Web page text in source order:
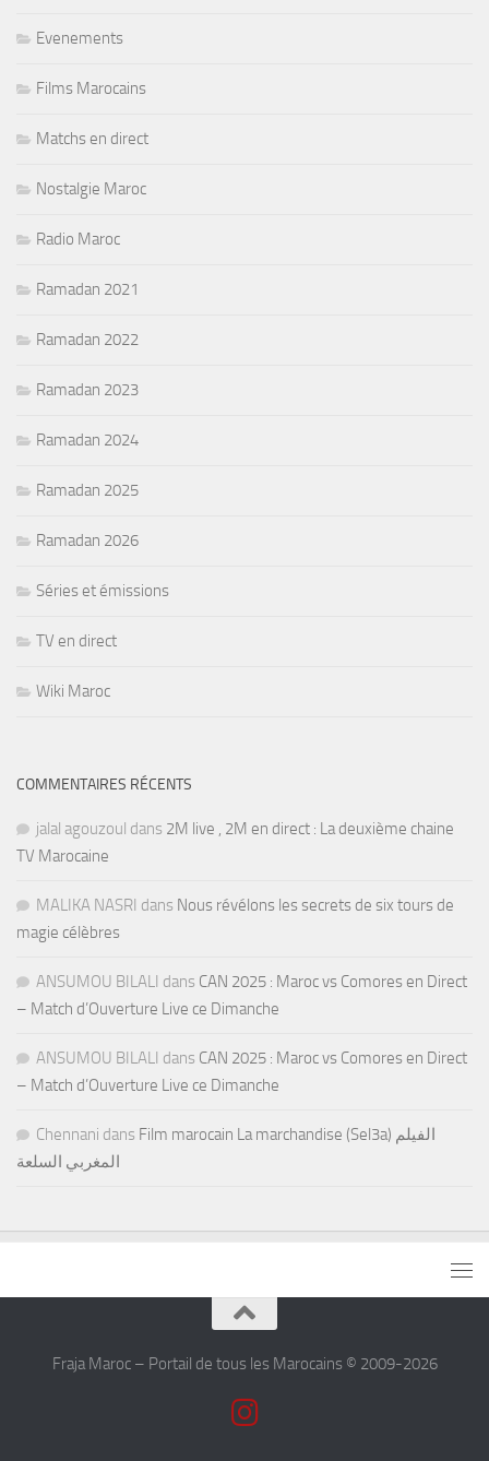
Evenements
Films Marocains
Matchs en direct
Nostalgie Maroc
Radio Maroc
Ramadan 2021
Ramadan 2022
Ramadan 2023
Ramadan 2024
Ramadan 2025
Ramadan 2026
Séries et émissions
TV en direct
Wiki Maroc
COMMENTAIRES RÉCENTS
jalal agouzoul dans 2M live , 2M en direct : La deuxième chaine
TV Marocaine
MALIKA NASRI dans Nous révélons les secrets de six tours de
magie célèbres
ANSUMOU BILALI dans CAN 2025 : Maroc vs Comores en Direct
– Match d’Ouverture Live ce Dimanche
ANSUMOU BILALI dans CAN 2025 : Maroc vs Comores en Direct
– Match d’Ouverture Live ce Dimanche
Chennani dans Film marocain La marchandise (Sel3a) الفيلم
المغربي السلعة
Fraja Maroc – Portail de tous les Marocains © 2009-2026